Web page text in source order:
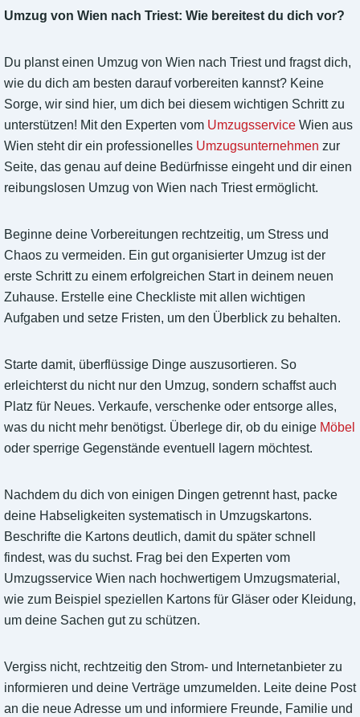
Umzug von Wien nach Triest: Wie bereitest du dich vor?
Du planst einen Umzug von Wien nach Triest und fragst dich,
wie du dich am besten darauf vorbereiten kannst? Keine
Sorge, wir sind hier, um dich bei diesem wichtigen Schritt zu
unterstützen! Mit den Experten vom Umzugsservice Wien aus
Wien steht dir ein professionelles Umzugsunternehmen zur
Seite, das genau auf deine Bedürfnisse eingeht und dir einen
reibungslosen Umzug von Wien nach Triest ermöglicht.
Beginne deine Vorbereitungen rechtzeitig, um Stress und
Chaos zu vermeiden. Ein gut organisierter Umzug ist der
erste Schritt zu einem erfolgreichen Start in deinem neuen
Zuhause. Erstelle eine Checkliste mit allen wichtigen
Aufgaben und setze Fristen, um den Überblick zu behalten.
Starte damit, überflüssige Dinge auszusortieren. So
erleichterst du nicht nur den Umzug, sondern schaffst auch
Platz für Neues. Verkaufe, verschenke oder entsorge alles,
was du nicht mehr benötigst. Überlege dir, ob du einige Möbel
oder sperrige Gegenstände eventuell lagern möchtest.
Nachdem du dich von einigen Dingen getrennt hast, packe
deine Habseligkeiten systematisch in Umzugskartons.
Beschrifte die Kartons deutlich, damit du später schnell
findest, was du suchst. Frag bei den Experten vom
Umzugsservice Wien nach hochwertigem Umzugsmaterial,
wie zum Beispiel speziellen Kartons für Gläser oder Kleidung,
um deine Sachen gut zu schützen.
Vergiss nicht, rechtzeitig den Strom- und Internetanbieter zu
informieren und deine Verträge umzumelden. Leite deine Post
an die neue Adresse um und informiere Freunde, Familie und